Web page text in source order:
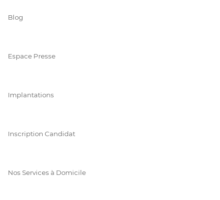
Blog
Espace Presse
Implantations
Inscription Candidat
Nos Services à Domicile